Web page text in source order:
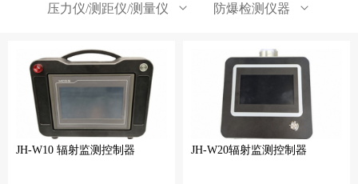
压力仪/测距仪/测量仪 防爆检测仪器
JH-W10 辐射监测控制器 JH-W20辐射监测控制器